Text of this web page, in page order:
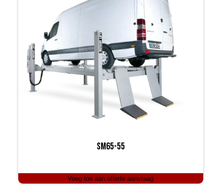
SM65-55
Voeg toe aan offerte aanvraag